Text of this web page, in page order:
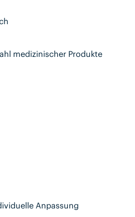
medizinischer Produkte
Anpassung